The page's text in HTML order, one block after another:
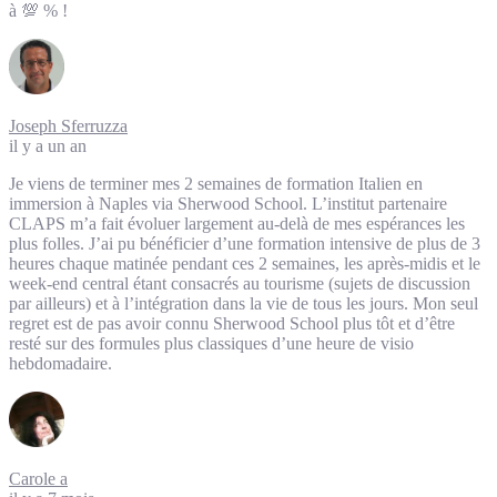
à 💯 % !
Joseph Sferruzza
il y a un an
Je viens de terminer mes 2 semaines de formation Italien en
immersion à Naples via Sherwood School. L’institut partenaire
CLAPS m’a fait évoluer largement au-delà de mes espérances les
plus folles. J’ai pu bénéficier d’une formation intensive de plus de 3
heures chaque matinée pendant ces 2 semaines, les après-midis et le
week-end central étant consacrés au tourisme (sujets de discussion
par ailleurs) et à l’intégration dans la vie de tous les jours. Mon seul
regret est de pas avoir connu Sherwood School plus tôt et d’être
resté sur des formules plus classiques d’une heure de visio
hebdomadaire.
Carole a